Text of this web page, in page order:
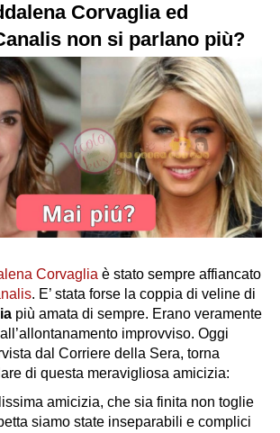
Corvaglia ed
non si parlano più?
Corvaglia è stato sempre affiancato
. E’ stata forse la coppia di veline di
più amata di sempre. Erano veramente
improvviso. Oggi
dal Corriere della Sera, torna
di questa meravigliosa amicizia:
amicizia, che sia finita non toglie
siamo state inseparabili e complici